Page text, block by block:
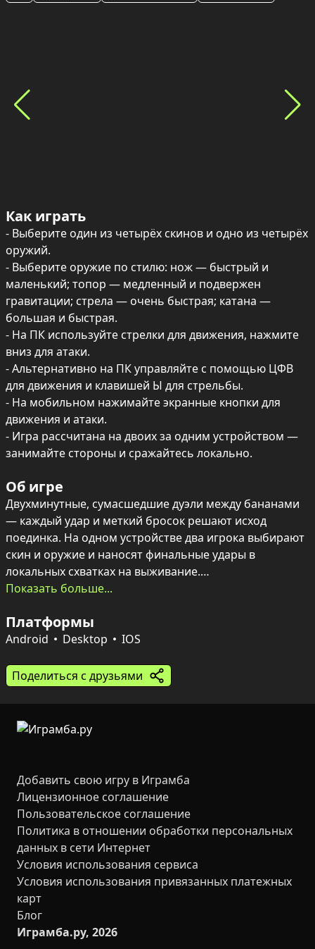
Как играть
- Выберите один из четырёх скинов и одно из четырёх
оружий.
- Выберите оружие по стилю: нож — быстрый и
маленький; топор — медленный и подвержен
гравитации; стрела — очень быстрая; катана —
большая и быстрая.
- На ПК используйте стрелки для движения, нажмите
вниз для атаки.
- Альтернативно на ПК управляйте с помощью ЦФВ
для движения и клавишей Ы для стрельбы.
- На мобильном нажимайте экранные кнопки для
движения и атаки.
- Игра рассчитана на двоих за одним устройством —
занимайте стороны и сражайтесь локально.
Об игре
Двухминутные, сумасшедшие дуэли между бананами
— каждый удар и меткий бросок решают исход
поединка. На одном устройстве два игрока выбирают
скин и оружие и наносят финальные удары в
локальных схватках на выживание.
компактный нож, тяжёлый топор, на который
действует гравитация, молниеносная стрела и
клинка, разные стили боя и простое управление
делают каждую партию напряжённой и смешной
Показать больше...
Платформы
Android Desktop IOS
Поделиться с друзьями
Добавить свою игру в Играмба
Лицензионное соглашение
Пользовательское соглашение
Политика в отношении обработки персональных
данных в сети Интернет
Условия использования сервиса
Условия использования привязанных платежных
карт
Блог
Играмба.ру, 2026